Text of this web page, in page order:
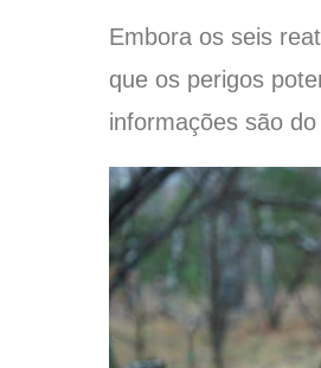
Embora os seis
que os perigos
informações são do